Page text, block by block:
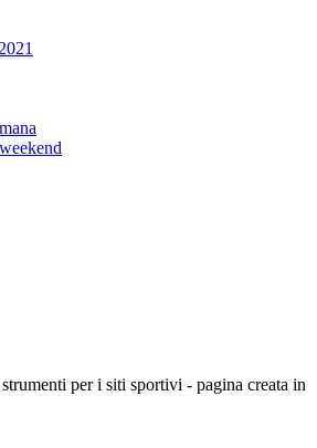
per i siti sportivi - pagina creata in